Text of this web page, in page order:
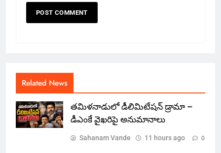
Related News
తమిళనాడులో డీలిమిటేషన్ డ్రామా –
డీఎంకే వైఖరిపై అనుమానాలు
Sahanam Vande 11 hours ago 0